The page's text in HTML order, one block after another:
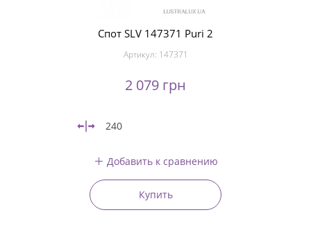
Спот SLV 147371 Puri 2
Артикул: 147371
2 079 грн
240
Добавить к сравнению
Купить